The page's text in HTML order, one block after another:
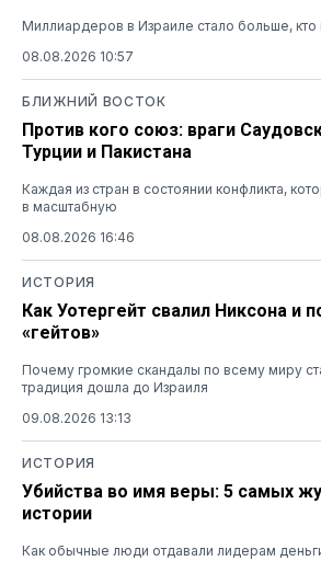
Миллиардеров в Израиле стало больше, кто
08.08.2026 10:57
БЛИЖНИЙ ВОСТОК
Против кого союз: враги
Турции и Пакистана
Каждая из стран в состоянии конфликта,
в масштабную
08.08.2026 16:46
ИСТОРИЯ
Как Уотергейт свалил Никсона и
«гейтов»
Почему громкие скандалы по всему миру
традиция дошла до Израиля
09.08.2026 13:13
ИСТОРИЯ
Убийства во имя веры: 5 самых
истории
Как обычные люди отдавали лидерам